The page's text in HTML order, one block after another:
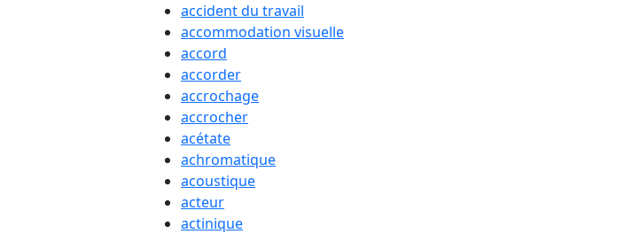
accident du travail
accommodation visuelle
accord
accorder
accrochage
accrocher
acétate
achromatique
acoustique
acteur
actinique